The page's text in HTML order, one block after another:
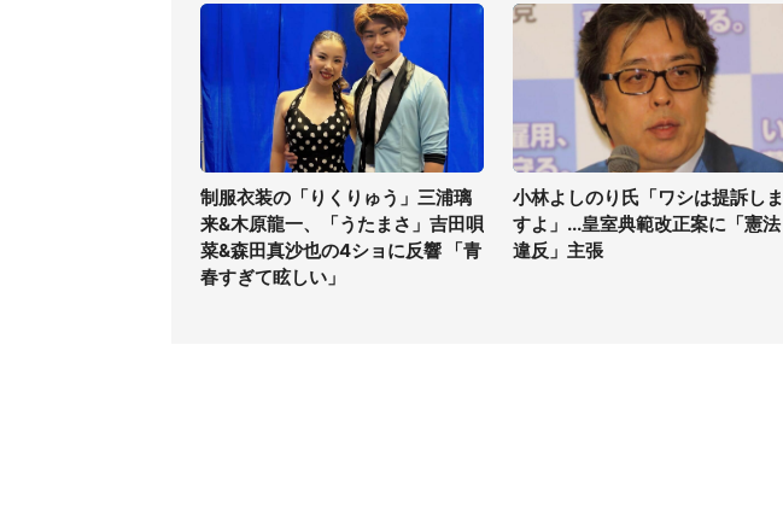
制服衣装の「りくりゅう」三浦璃
来&木原龍一、「うたまさ」吉田唄
菜&森田真沙也の4ショに反響 「青
春すぎて眩しい」
小林よしのり氏「ワシは提訴しま
すよ」...皇室典範改正案に「憲法
違反」主張